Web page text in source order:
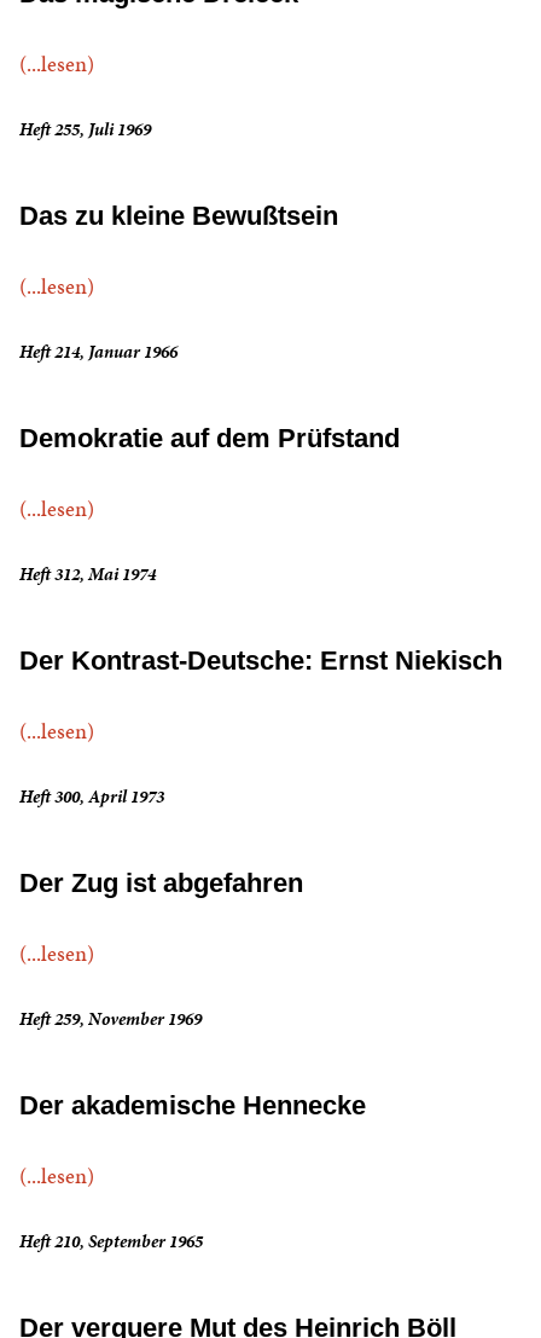
(...lesen)
Heft 255, Juli 1969
Das zu kleine Bewußtsein
(...lesen)
Heft 214, Januar 1966
Demokratie auf dem Prüfstand
(...lesen)
Heft 312, Mai 1974
Der Kontrast-Deutsche: Ernst Niekisch
(...lesen)
Heft 300, April 1973
Der Zug ist abgefahren
(...lesen)
Heft 259, November 1969
Der akademische Hennecke
(...lesen)
Heft 210, September 1965
Der verquere Mut des Heinrich Böll